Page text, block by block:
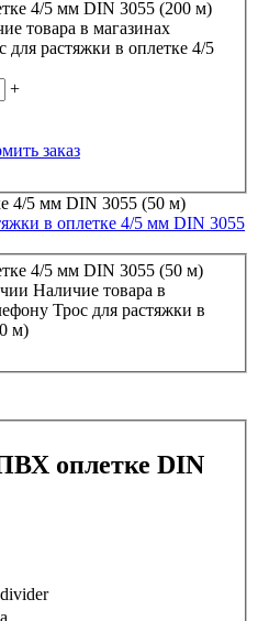
товара в магазинах
для растяжки в оплетке 4/5
+
заказ
в оплетке 4/5 мм DIN 3055
Наличие товара в
Трос для растяжки в
м)
оплетке DIN
divider
a